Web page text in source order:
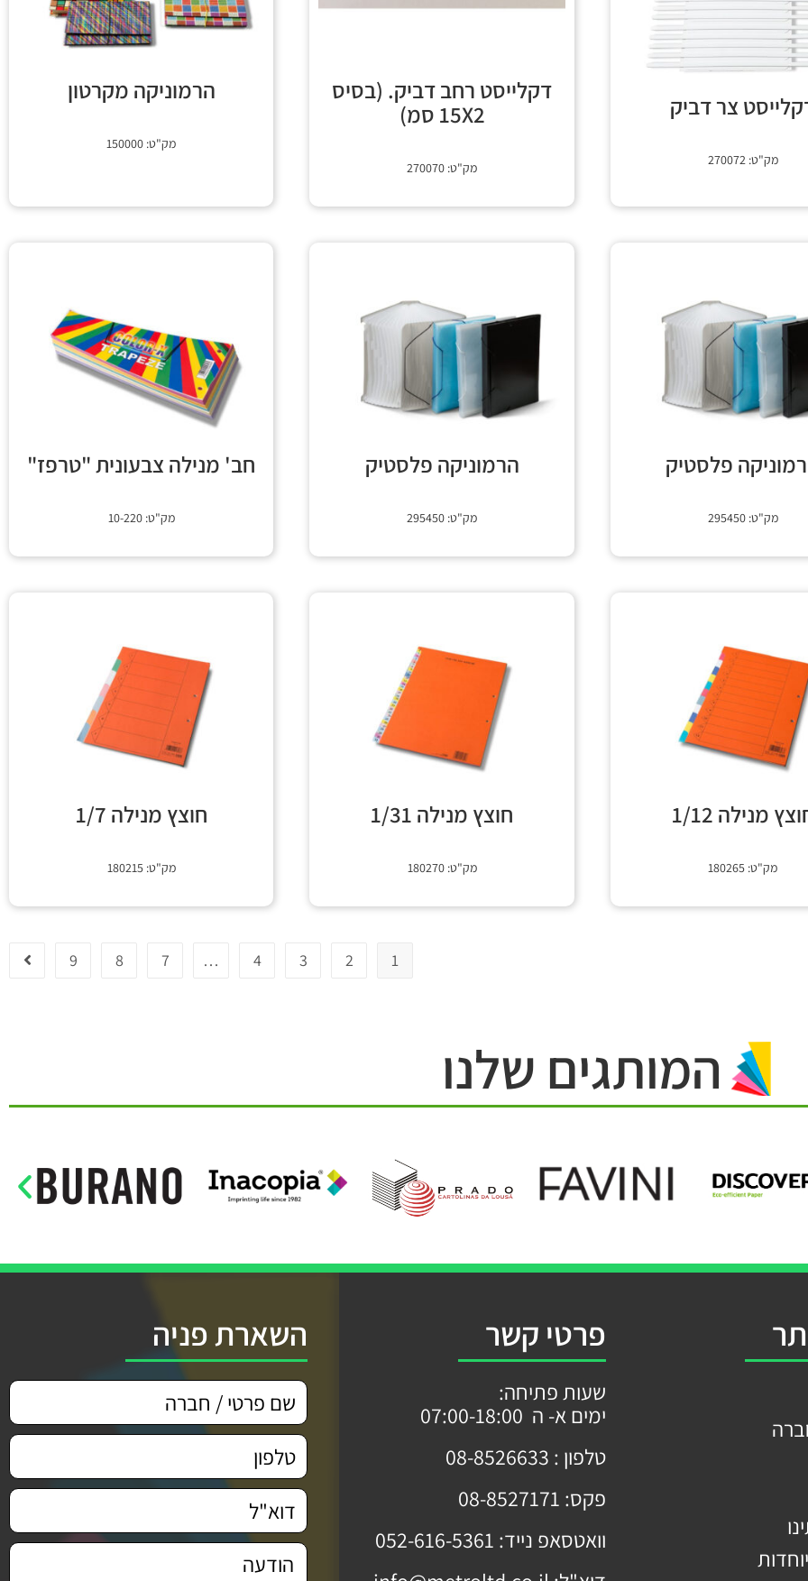
צר דביק
מק"ט: 270072
דקלייסט רחב דביק. (בסיס
15X2 סמ)
מק"ט: 270070
הרמוניקה מקרטון
מק"ט: 150000
פלסטיק
מק"ט: 295450
הרמוניקה פלסטיק
מק"ט: 295450
חב' מנילה צבעונית "טרפז"
מק"ט: 10-220
מנילה 1/12
מק"ט: 180265
חוצץ מנילה 1/31
מק"ט: 180270
חוצץ מנילה 1/7
מק"ט: 180215
1
2
3
4
…
7
8
9
המותגים שלנו
פרטי קשר
שעות פתיחה:
ימים א- ה 07:00-18:00
טלפון : 08-8526633
פקס: 08-8527171
וואטסאפ נייד: 052-616-5361
השארת פניה